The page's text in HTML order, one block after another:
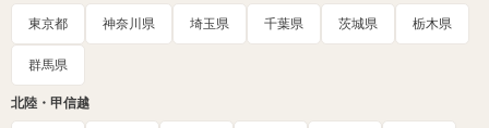
東京都 神奈川県 埼玉県 千葉県 茨城県 栃木県
群馬県
北陸・甲信越